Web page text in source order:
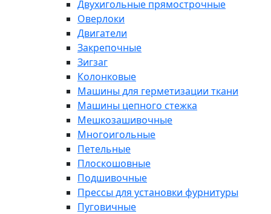
Двухигольные прямострочные
Оверлоки
Двигатели
Закрепочные
Зигзаг
Колонковые
Машины для герметизации ткани
Машины цепного стежка
Мешкозашивочные
Многоигольные
Петельные
Плоскошовные
Подшивочные
Прессы для установки фурнитуры
Пуговичные